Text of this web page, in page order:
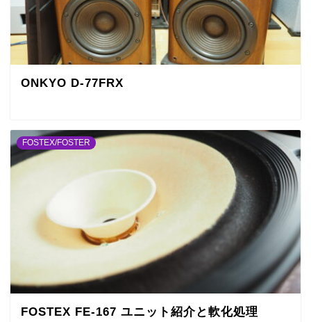
ONKYO D-77FRX
FOSTEX/FOSTER
FOSTEX FE-167 ユニット紹介と軟化処理